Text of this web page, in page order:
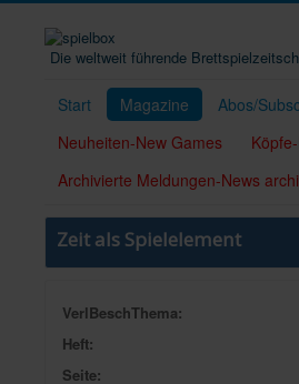
Die weltweit führende
Start Magazine Abos/
Neuheiten-New Games
Archivierte Meldungen-News
Zeit als Spielelement
VerlBeschThema:
Heft:
Seite: